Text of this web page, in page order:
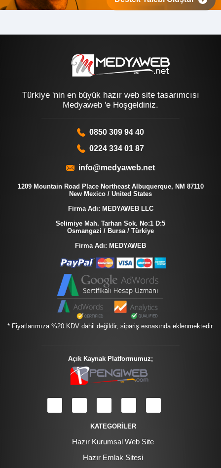
Türkiye 'nin en büyük hazır web site tasarımcısı
Medyaweb 'e Hoşgeldiniz.
0850 309 94 40
0224 334 01 87
info@medyaweb.net
1209 Mountain Road Place Northeast Albuquerque, NM 87110
New Mexico / United States
Firma Adı: MEDYAWEB LLC
Selimiye Mah. Tarhan Sok. No:1 D:5
Osmangazi / Bursa / Türkiye
Firma Adı: MEDYAWEB
* Fiyatlarımıza %20 KDV dahil değildir, sipariş esnasında eklenmektedir.
Açık Kaynak Platformumuz;
KATEGORİLER
Hazır Kurumsal Web Site
Hazır Emlak Sitesi